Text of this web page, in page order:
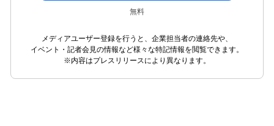
無料
メディアユーザー登録を行うと、企業担当者の連絡先や、
イベント・記者会見の情報など様々な特記情報を閲覧できます。
※内容はプレスリリースにより異なります。